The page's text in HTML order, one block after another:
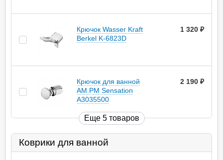
Крючок Wasser Kraft
Berkel K-6823D
1 320
Крючок для ванной
AM.PM Sensation
A3035500
2 190
Еще 5 товаров
Коврики для ванной